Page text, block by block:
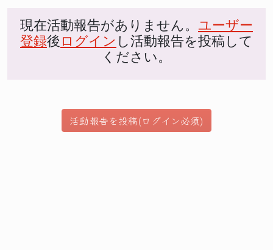
現在活動報告がありません。 ユーザー
登録後 ログイン し活動報告を投稿して
ください。
活動報告を投稿(ログイン必須)